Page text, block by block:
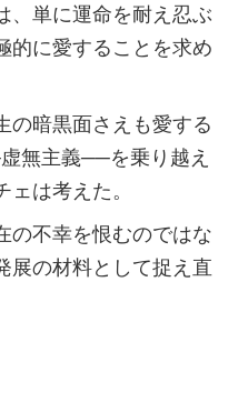
、単に運命を耐え忍ぶ
的に愛することを求め
の暗黒面さえも愛する
無主義──を乗り越え
は考えた。
の不幸を恨むのではな
展の材料として捉え直